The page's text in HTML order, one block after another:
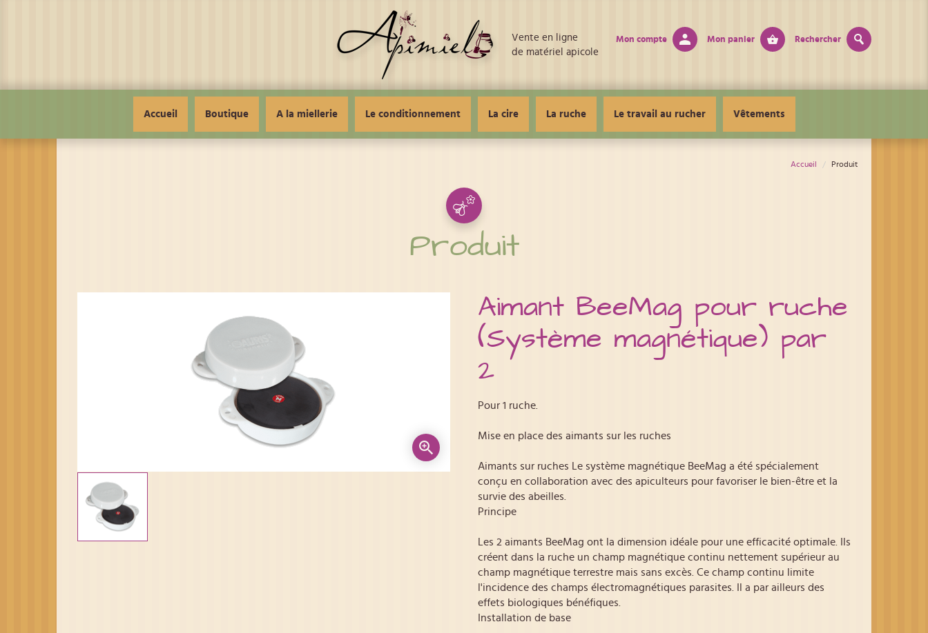
Accueil Produit
Produit
Aimant BeeMag pour ruche
(Système magnétique) par
2
Pour 1 ruche.
Mise en place des aimants sur les ruches
Aimants sur ruches Le système magnétique BeeMag a été spécialement
conçu en collaboration avec des apiculteurs pour favoriser le bien-être et la
survie des abeilles.
Principe
Les 2 aimants BeeMag ont la dimension idéale pour une efficacité optimale. Ils
créent dans la ruche un champ magnétique continu nettement supérieur au
champ magnétique terrestre mais sans excès. Ce champ continu limite
l'incidence des champs électromagnétiques parasites. Il a par ailleurs des
effets biologiques bénéfiques.
Installation de base
Vente en ligne
de matériel apicole
Mon compte Mon panier Rechercher
Accueil Boutique A la miellerie Le conditionnement La cire La ruche Le travail au rucher Vêtements